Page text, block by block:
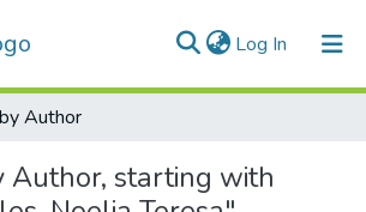
Log In (current)
Author
Author, starting with